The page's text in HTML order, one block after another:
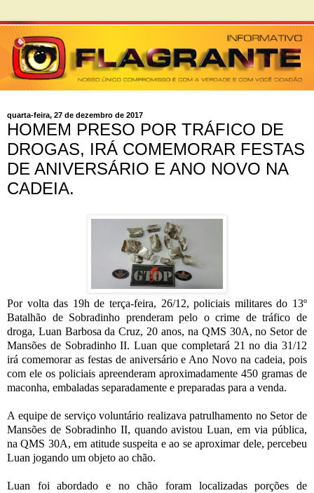
quarta-feira, 27 de dezembro de 2017
HOMEM PRESO POR TRÁFICO DE
DROGAS, IRÁ COMEMORAR FESTAS
DE ANIVERSÁRIO E ANO NOVO NA
CADEIA.
Por volta das 19h de terça-feira, 26/12, policiais militares do 13º
Batalhão de Sobradinho prenderam pelo o crime de tráfico de
droga, Luan Barbosa da Cruz, 20 anos, na QMS 30A, no Setor de
Mansões de Sobradinho II. Luan que completará 21 no dia 31/12
irá comemorar as festas de aniversário e Ano Novo na cadeia, pois
com ele os policiais apreenderam aproximadamente 450 gramas de
maconha, embaladas separadamente e preparadas para a venda.
A equipe de serviço voluntário realizava patrulhamento no Setor de
Mansões de Sobradinho II, quando avistou Luan, em via pública,
na QMS 30A, em atitude suspeita e ao se aproximar dele, percebeu
Luan jogando um objeto ao chão.
Luan foi abordado e no chão foram localizadas porções de